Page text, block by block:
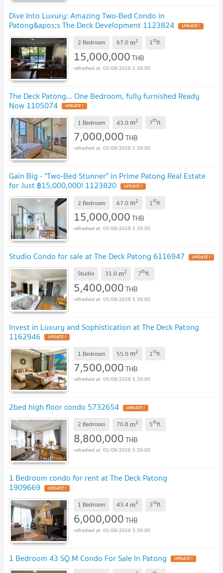
Dive Into Luxury: Amazing Two-Bed Condo in
Patong&apos;s The Deck Development 1123824
2 Bedroom 67.0 m2 1stfl.
15,000,000THB
05/08/2026 5:39:00
The Deck Patong... One Bedroom, fully furnished Ready
Now 1105074
1 Bedroom 43.0 m2 7thfl.
7,000,000THB
05/08/2026 5:39:00
Gain Big - "Two-Bed Stunner" in Prime Patong Real Estate
for Just ฿15,000,000! 1123820
2 Bedroom 67.0 m2 1stfl.
15,000,000THB
05/08/2026 5:39:00
Studio Condo for sale at The Deck Patong 6116947
Studio 31.0 m2 7thfl.
5,400,000THB
05/08/2026 5:39:00
Invest in Luxury and Sophistication at The Deck Patong
1162946
1 Bedroom 55.0 m2 1stfl.
7,500,000THB
05/08/2026 5:39:00
2bed high floor condo 5732654
2 Bedroom 70.8 m2 5thfl.
8,800,000THB
05/08/2026 5:39:00
1 Bedroom condo for rent at The Deck Patong
1909669
1 Bedroom 43.4 m2 3rdfl.
6,000,000THB
05/08/2026 5:39:00
1 Bedroom 43 SQ.M Condo For Sale In Patong